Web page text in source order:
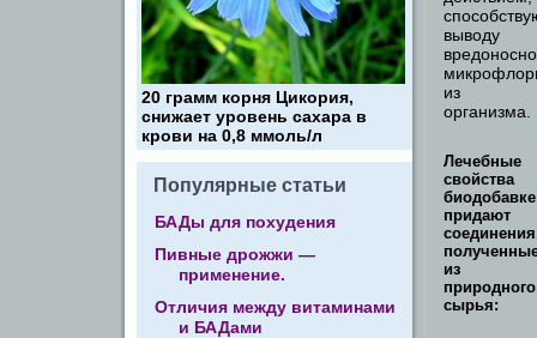
20 грамм корня Цикория,
снижает уровень сахара в
крови на 0,8 ммоль/л
Популярные статьи
БАДы для похудения
Пивные дрожжи —
применение.
Отличия между витаминами
и БАДами
выводу
из
организма.
Лечебные
свойства
биодобавке
придают
из
природного
сырья: